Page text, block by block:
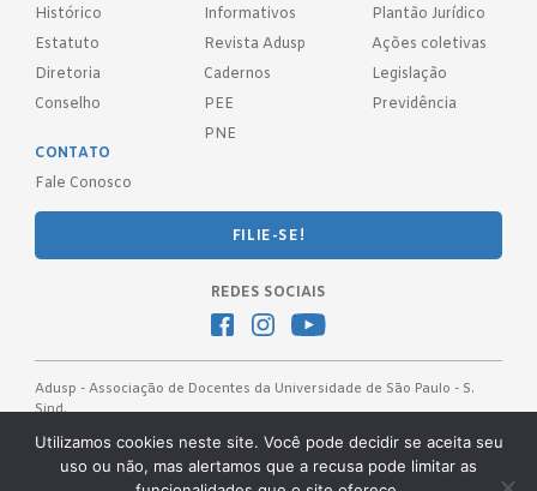
Histórico
Estatuto
Diretoria
Conselho
Informativos
Revista Adusp
Cadernos
PEE
PNE
Plantão Jurídico
Ações coletivas
Legislação
Previdência
CONTATO
Fale Conosco
FILIE-SE!
REDES SOCIAIS
Adusp - Associação de Docentes da Universidade de São Paulo - S.
Sind.
Av. Prof. Almeida Prado, 1366 - São Paulo, SP - CEP 05508-070
Telefones: (11) 3091-4465 / 66 ● (11) 3813-5573 ● (11) 3815-9245 ●
Utilizamos cookies neste site. Você pode decidir se aceita seu
uso ou não, mas alertamos que a recusa pode limitar as